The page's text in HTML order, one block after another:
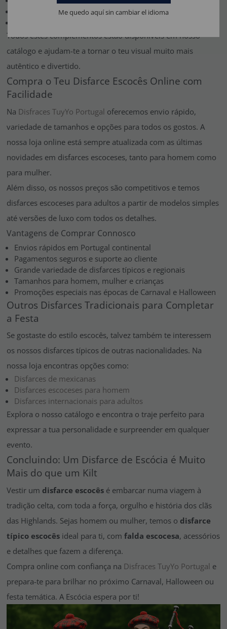
Gaitas de foles decorativas
Todos estes complementos estão disponíveis em nosso
catálogo e ajudam-te a tornar o teu visual muito mais
autêntico e divertido.
Compra o Teu Disfarce Escocês Online com
Facilidade
Na Disfraces TuyYo Portugal oferecemos envio rápido,
variedade de tamanhos e opções para todos os gostos. A
nossa loja online está sempre atualizada com as últimas
novidades em disfarces escoceses, tanto para homem como
para mulher.
Além disso, os nossos preços são competitivos e temos
disfarces escoceses para adultos a partir de modelos simples
até versões de luxo com todos os detalhes.
Vantagens de Comprar Connosco
Envios rápidos em Portugal continental
Pagamentos seguros e suporte ao cliente
Grande variedade de disfarces típicos e regionais
Tamanhos para homem, mulher e crianças
Promoções especiais nas épocas de Carnaval e Halloween
Outros Disfarces Tradicionais para Completar
a Festa
Se gostaste do estilo escocês, talvez também te interessem
os nossos disfarces típicos de outras nacionalidades. Na
nossa loja encontras opções como:
Disfarces de mexicanas
Disfarces escoceses para homem
Disfarces internacionais para adultos
Explora o nosso catálogo e encontra o traje perfeito para
expressar a tua personalidade e surpreender em qualquer
evento.
Concluindo: Um Disfarce de Escócia é Muito
Mais do que um Kilt
Vestir um disfarce escocês é embarcar numa viagem à
tradição celta, com toda a força, orgulho e história dos clãs
das Highlands. Sejas homem ou mulher, temos o disfarce
típico escocês ideal para ti, com falda escocesa, acessórios
e detalhes que fazem a diferença.
Compra online com confiança na Disfraces TuyYo Portugal e
prepara-te para brilhar no próximo Carnaval, Halloween ou
festa temática. A Escócia espera por ti!
Me quedo aquí sin cambiar el idioma